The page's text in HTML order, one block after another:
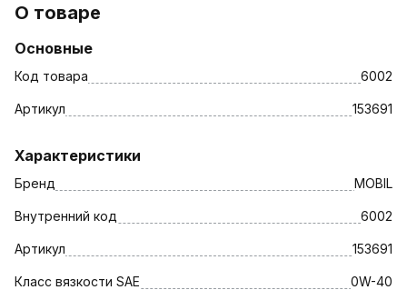
О товаре
Основные
Код товара 6002
Артикул 153691
Характеристики
Бренд MOBIL
Внутренний код 6002
Артикул 153691
Класс вязкости SAE 0W-40